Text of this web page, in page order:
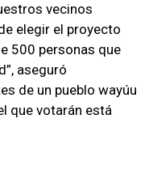
vecinos
elegir el proyecto
500 personas que
aseguró
de un pueblo wayúu
que votarán está